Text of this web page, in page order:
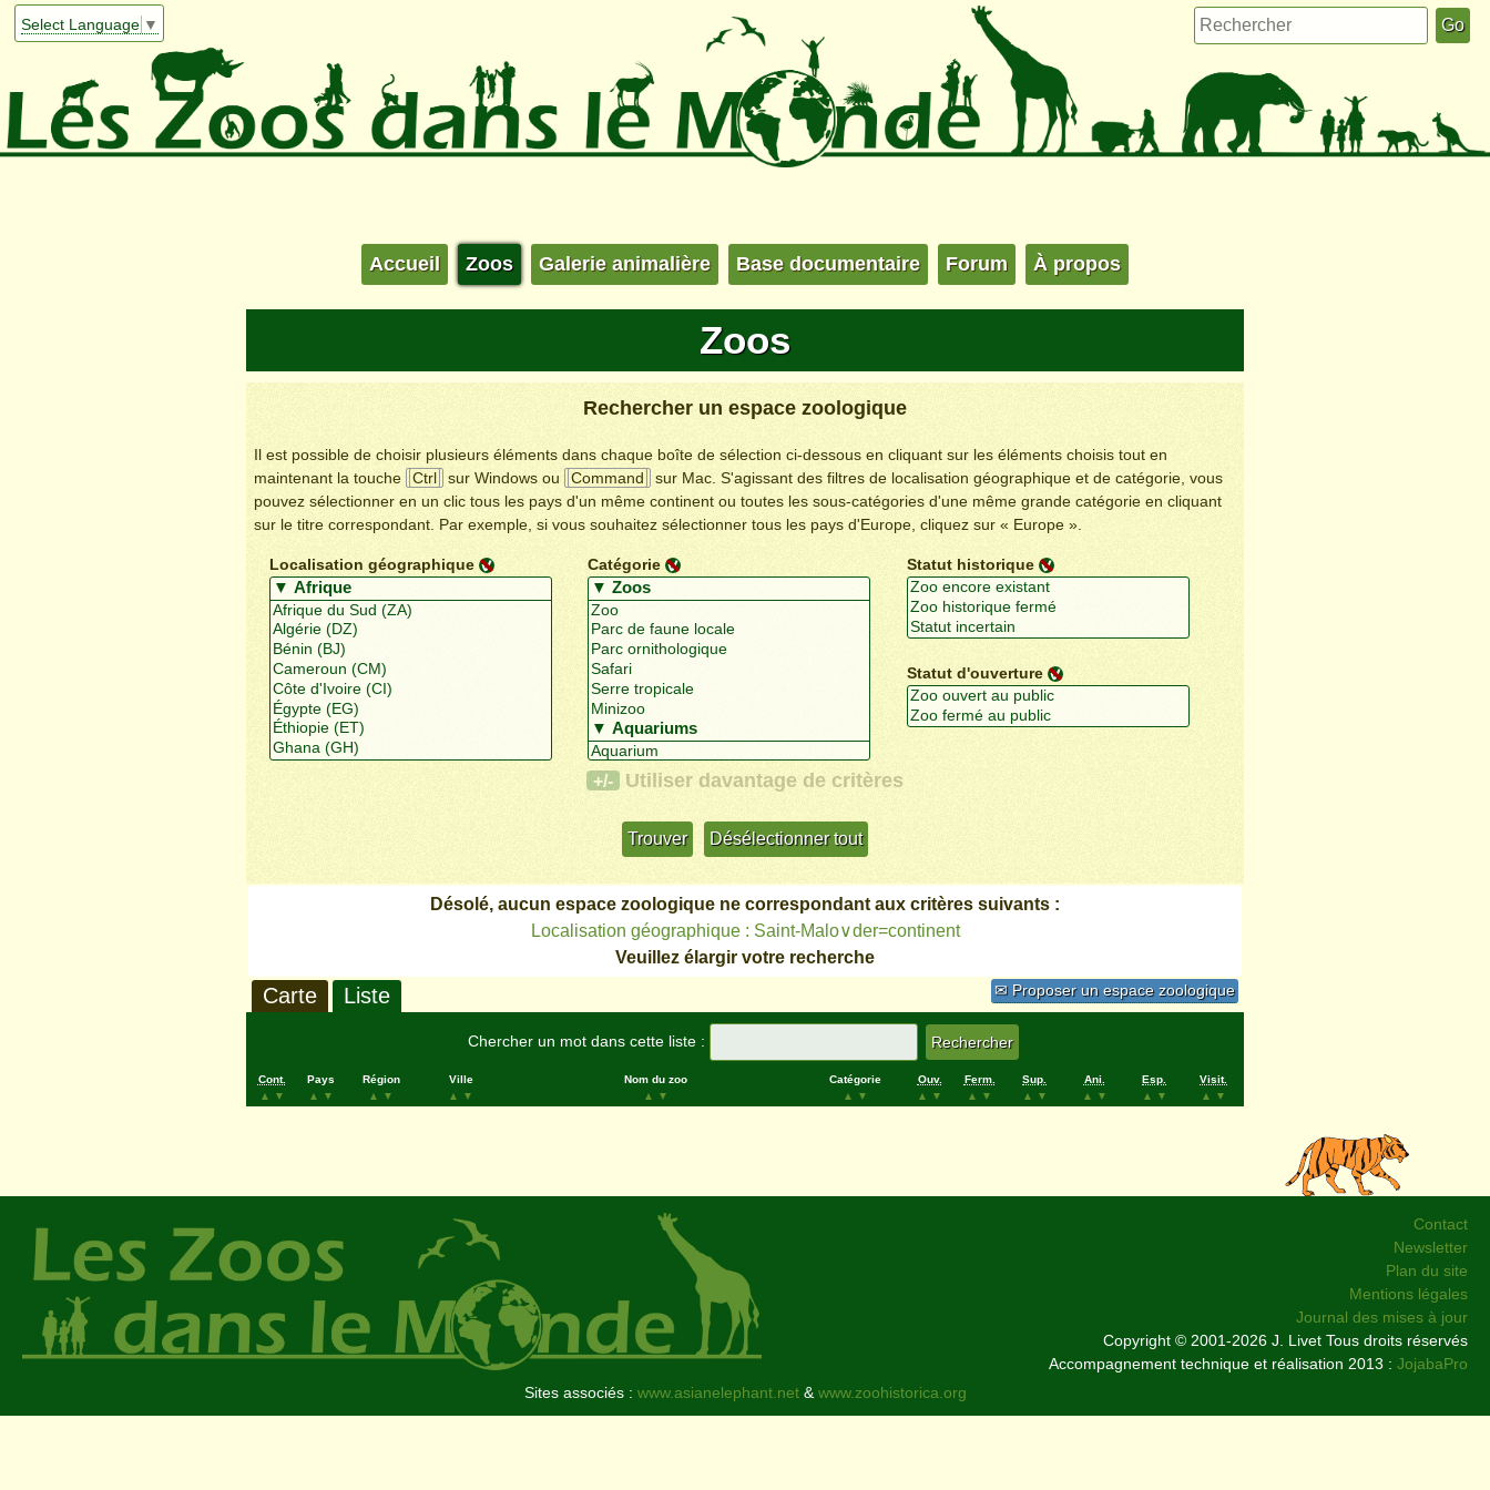
Select Language ▼
Accueil Zoos Galerie animalière Base documentaire Forum À propos
Zoos
Rechercher un espace zoologique
Il est possible de choisir plusieurs éléments dans chaque boîte de sélection ci-dessous en cliquant sur les éléments choisis tout en
maintenant la touche
Ctrl sur Windows ou Command
sur Mac. S'agissant des filtres de localisation géographique et de catégorie, vous
pouvez sélectionner en un clic tous les pays d'un même continent ou toutes les sous-catégories d'une même grande catégorie en cliquant
sur le titre correspondant. Par exemple, si vous souhaitez sélectionner tous les pays d'Europe, cliquez sur « Europe ».
Localisation géographique Catégorie Statut historique
Statut d'ouverture
+/- Utiliser davantage de critères
Désolé, aucun espace zoologique ne correspondant aux critères suivants :
Localisation géographique : Saint-Malo∨der=continent
Veuillez élargir votre recherche
✉ Proposer un espace zoologique
Carte Liste
Chercher un mot dans cette liste :
Cont.
▲
▼
Pays
▲
▼
Région
▲
▼
Ville
▲
▼
Nom du zoo
▲
▼
Catégorie
▲
▼
Ouv.
▲
▼
Ferm.
▲
▼
Sup.
▲
▼
Ani.
▲
▼
Esp.
▲
▼
Visit.
▲
▼
Contact
Newsletter
Plan du site
Mentions légales
Journal des mises à jour
Copyright © 2001-2026 J. Livet Tous droits réservés
Accompagnement technique et réalisation 2013 : JojabaPro
Sites associés : www.asianelephant.net&www.zoohistorica.org